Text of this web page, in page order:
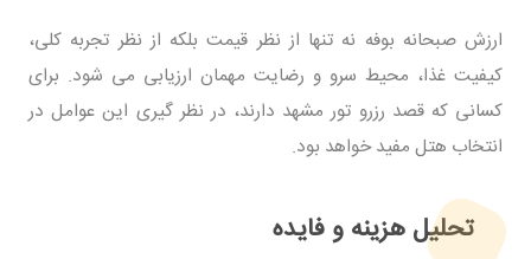
ارزش صبحانه بوفه نه تنها از نظر قیمت بلکه از نظر تجربه کلی،
کیفیت غذا، محیط سرو و رضایت مهمان ارزیابی می شود. برای
کسانی که قصد رزرو تور مشهد دارند، در نظر گیری این عوامل در
انتخاب هتل مفید خواهد بود.
تحلیل هزینه و فایده